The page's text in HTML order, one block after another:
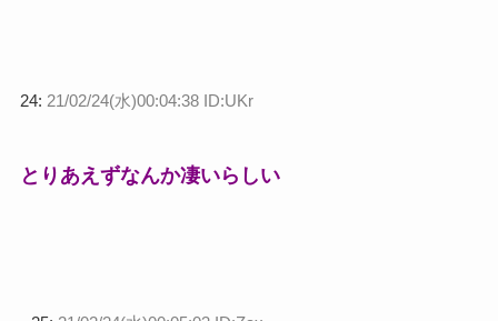
24: 21/02/24(水)00:04:38 ID:UKr
とりあえずなんか凄いらしい